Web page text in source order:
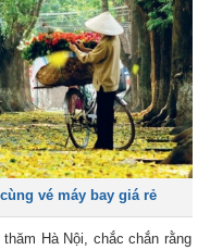
vé máy bay giá rẻ
Hà Nội, chắc chắn rằng